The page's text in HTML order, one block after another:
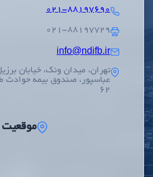
۰۲۱-۸۸۱۹۷۶۹۰
۰۲۱-۸۸۱۹۷۷۲۹
info@ndifb.ir
تهران، میدان ونک، خیابان
عباسپور، صندوق بیمه حوادث
62
موقعیت